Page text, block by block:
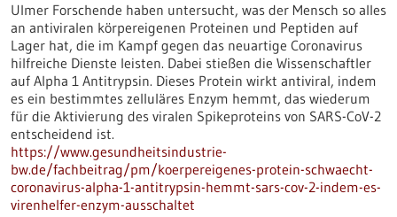
Ulmer Forschende haben untersucht, was der Mensch so alles
an antiviralen körpereigenen Proteinen und Peptiden auf
Lager hat, die im Kampf gegen das neuartige Coronavirus
hilfreiche Dienste leisten. Dabei stießen die Wissenschaftler
auf Alpha 1 Antitrypsin. Dieses Protein wirkt antiviral, indem
es ein bestimmtes zelluläres Enzym hemmt, das wiederum
für die Aktivierung des viralen Spikeproteins von SARS-CoV-2
entscheidend ist.
https://www.gesundheitsindustrie-
bw.de/fachbeitrag/pm/koerpereigenes-protein-schwaecht-
coronavirus-alpha-1-antitrypsin-hemmt-sars-cov-2-indem-es-
virenhelfer-enzym-ausschaltet